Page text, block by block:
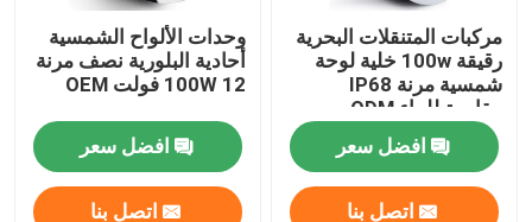
مركبات المتنقلات البحرية
رقيقة 100w خلية لوحة
شمسية مرنة IP68
مقاومة للماء ODM
افضل سعر
اتصل بنا
وحدات الألواح الشمسية
أحادية البلورية نصف مرنة
100W 12 فولت OEM
افضل سعر
اتصل بنا